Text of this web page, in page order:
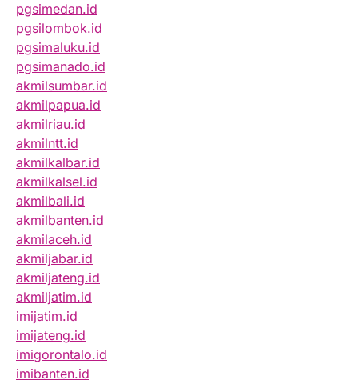
pgsimedan.id
pgsilombok.id
pgsimaluku.id
pgsimanado.id
akmilsumbar.id
akmilpapua.id
akmilriau.id
akmilntt.id
akmilkalbar.id
akmilkalsel.id
akmilbali.id
akmilbanten.id
akmilaceh.id
akmiljabar.id
akmiljateng.id
akmiljatim.id
imijatim.id
imijateng.id
imigorontalo.id
imibanten.id